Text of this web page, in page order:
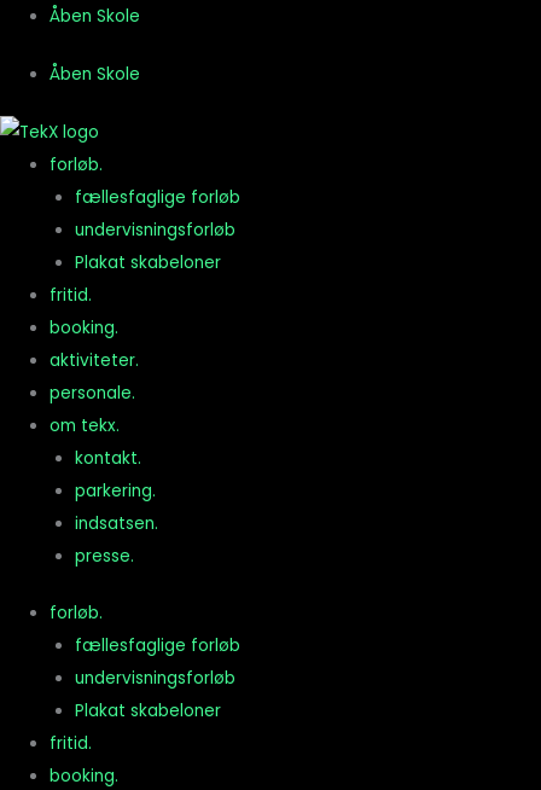
indholdet
Åben Skole
Åben Skole
forløb.
fællesfaglige forløb
undervisningsforløb
Plakat skabeloner
fritid.
booking.
aktiviteter.
personale.
om tekx.
kontakt.
parkering.
indsatsen.
presse.
forløb.
fællesfaglige forløb
undervisningsforløb
Plakat skabeloner
fritid.
booking.